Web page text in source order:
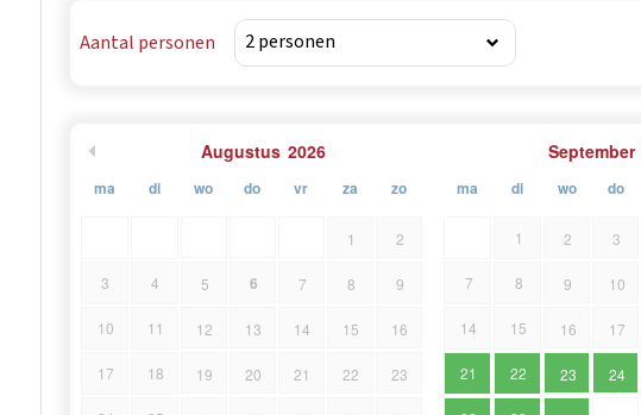
Aantal personen
Augustus 2026
ma di wo do vr za zo
1 2
3 4 5 6 7 8 9
10 11 12 13 14 15 16
17 18 19 20 21 22 23
September
ma di wo do
1 2 3
7 8 9 10
14 15 16 17
21 22 23 24